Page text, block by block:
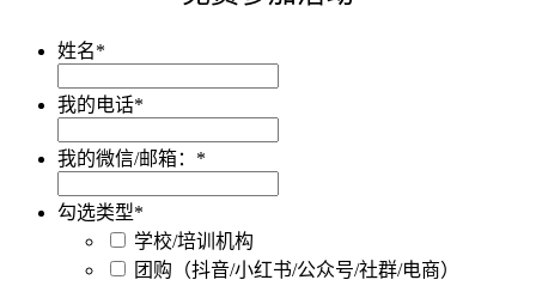
姓名*
我的电话*
我的微信/邮箱： *
勾选类型*
学校/培训机构
团购（抖音/小红书/公众号/社群/电商）